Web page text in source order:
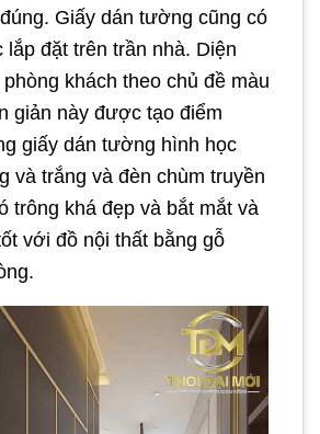
Giấy dán tường cũng có
đặt trên trần nhà. Diện
khách theo chủ đề màu
giản này được tạo điểm
giấy dán tường hình học
và trắng và đèn chùm truyền
trông khá đẹp và bắt mắt và
với đồ nội thất bằng gỗ